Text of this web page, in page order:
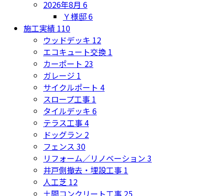
2026年8月 6
Ｙ様邸6
施工実績 110
ウッドデッキ 12
エコキュート交換 1
カーポート 23
ガレージ 1
サイクルポート 4
スロープ工事 1
タイルデッキ 6
テラス工事4
ドッグラン 2
フェンス 30
リフォーム／リノベーション 3
井戸側撤去・埋設工事 1
人工芝 12
土間コンクリート工事 25